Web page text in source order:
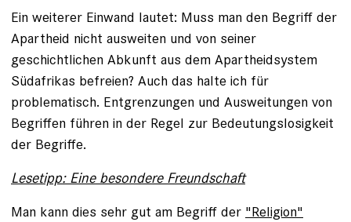
Ein weiterer Einwand lautet: Muss man den Begriff der
Apartheid nicht ausweiten und von seiner
geschichtlichen Abkunft aus dem Apartheidsystem
Südafrikas befreien? Auch das halte ich für
problematisch. Entgrenzungen und Ausweitungen von
Begriffen führen in der Regel zur Bedeutungslosigkeit
der Begriffe.
Lesetipp: Eine besondere Freundschaft
Man kann dies sehr gut am Begriff der "Religion"